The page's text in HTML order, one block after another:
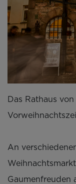
Das Rathaus
An
Gaumenfreuden